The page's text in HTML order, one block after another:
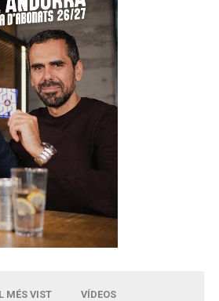
MÉS VIST VÍDEOS